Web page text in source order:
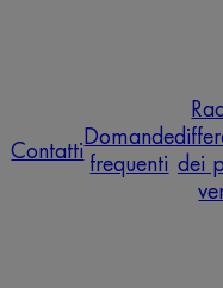
Contatti
Domande
frequenti dei